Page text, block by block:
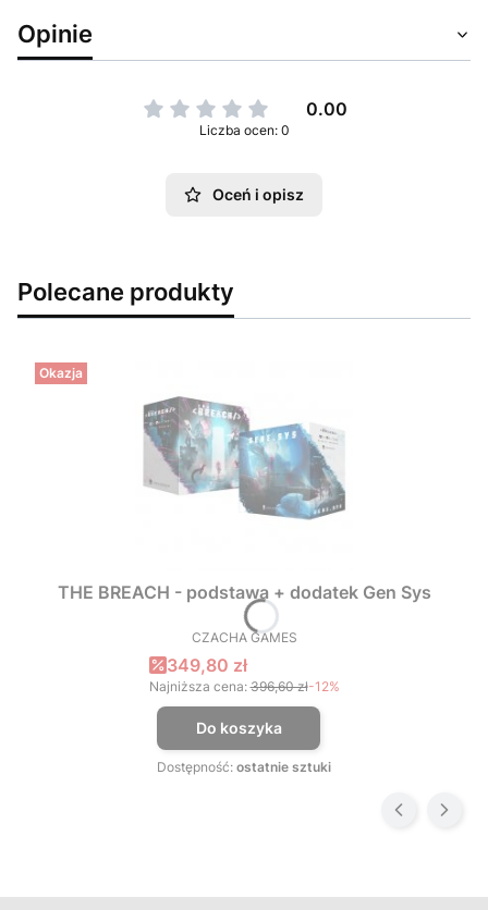
Opinie
0.00
Liczba ocen: 0
Oceń i opisz
Polecane produkty
Okazja
THE BREACH - podstawa + dodatek Gen Sys
PRODUCENT
CZACHA GAMES
Cena promocyjna
349,80 zł
Najniższa cena: 396,60 zł-12%
Do koszyka
Dostępność: ostatnie sztuki